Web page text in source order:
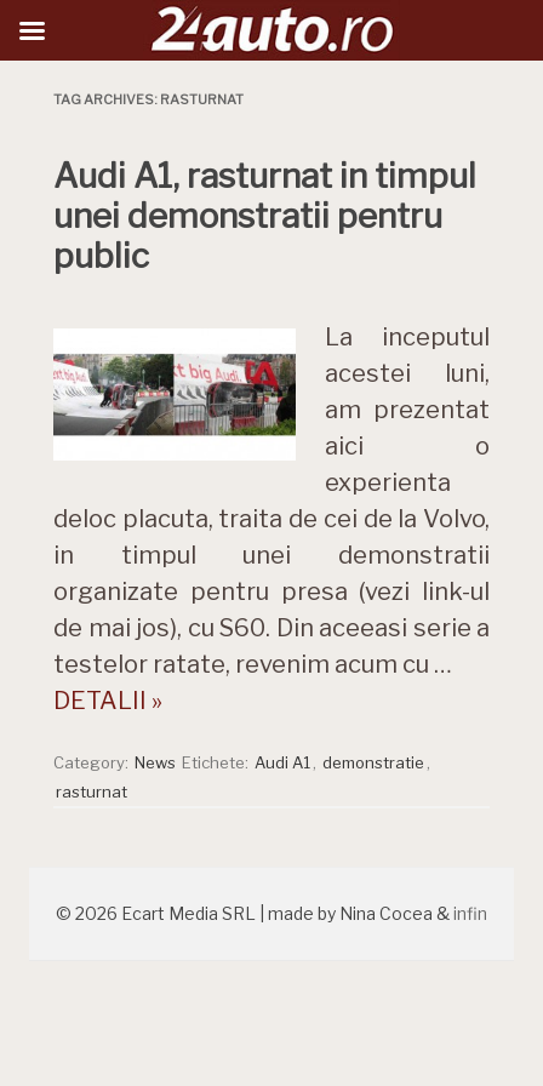
TAG ARCHIVES: RASTURNAT
Audi A1, rasturnat in timpul
unei demonstratii pentru
public
La inceputul
acestei luni,
am prezentat
aici o
experienta
deloc placuta, traita de cei de la Volvo,
in timpul unei demonstratii
organizate pentru presa (vezi link-ul
de mai jos), cu S60. Din aceeasi serie a
testelor ratate, revenim acum cu …
DETALII »
Category: News Etichete: Audi A1 demonstratie
rasturnat
© 2026 Ecart Media SRL | made by Nina Cocea &infin